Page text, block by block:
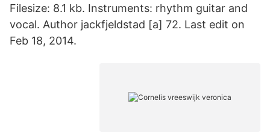
Filesize: 8.1 kb. Instruments: rhythm guitar and
vocal. Author jackfjeldstad [a] 72. Last edit on
Feb 18, 2014.